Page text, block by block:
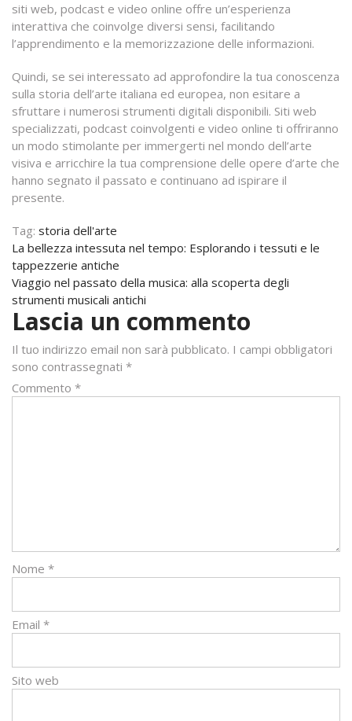
siti web, podcast e video online offre un’esperienza
interattiva che coinvolge diversi sensi, facilitando
l’apprendimento e la memorizzazione delle informazioni.
Quindi, se sei interessato ad approfondire la tua conoscenza
sulla storia dell’arte italiana ed europea, non esitare a
sfruttare i numerosi strumenti digitali disponibili. Siti web
specializzati, podcast coinvolgenti e video online ti offriranno
un modo stimolante per immergerti nel mondo dell’arte
visiva e arricchire la tua comprensione delle opere d’arte che
hanno segnato il passato e continuano ad ispirare il
presente.
Tag: storia dell'arte
Navigazione
articoli
La bellezza intessuta nel tempo: Esplorando i tessuti e le
tappezzerie antiche
Viaggio nel passato della musica: alla scoperta degli
strumenti musicali antichi
Lascia un commento
Il tuo indirizzo email non sarà pubblicato. I campi obbligatori
sono contrassegnati *
Commento *
Nome *
Email *
Sito web